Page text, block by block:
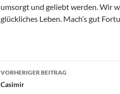
umsorgt und geliebt werden. Wir
glückliches Leben. Mach’s gut
Beitragsnavigation
VORHERIGER BEITRAG
Casimir